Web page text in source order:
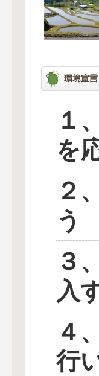
１、
を
２、
う
３、
入
４
行